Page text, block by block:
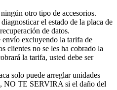
otro tipo de accesorios.
el estado de la placa de
de datos.
envío excluyendo la tarifa de
clientes no se les ha cobrado la
la tarifa, usted debe ser
solo puede arreglar unidades
NO TE SERVIRA si el daño del